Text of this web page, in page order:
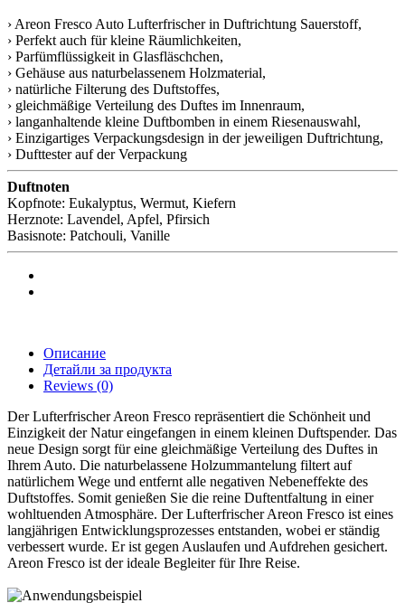
› Areon Fresco Auto Lufterfrischer in Duftrichtung Sauerstoff,
› Perfekt auch für kleine Räumlichkeiten,
› Parfümflüssigkeit in Glasfläschchen,
› Gehäuse aus naturbelassenem Holzmaterial,
› natürliche Filterung des Duftstoffes,
› gleichmäßige Verteilung des Duftes im Innenraum,
› langanhaltende kleine Duftbomben in einem Riesenauswahl,
› Einzigartiges Verpackungsdesign in der jeweiligen Duftrichtung,
› Dufttester auf der Verpackung
Duftnoten
Kopfnote: Eukalyptus, Wermut, Kiefern
Herznote: Lavendel, Apfel, Pfirsich
Basisnote: Patchouli, Vanille
Описание
Детайли за продукта
Reviews (0)
Der Lufterfrischer Areon Fresco repräsentiert die Schönheit und
Einzigkeit der Natur eingefangen in einem kleinen Duftspender. Das
neue Design sorgt für eine gleichmäßige Verteilung des Duftes in
Ihrem Auto. Die naturbelassene Holzummantelung filtert auf
natürlichem Wege und entfernt alle negativen Nebeneffekte des
Duftstoffes. Somit genießen Sie die reine Duftentfaltung in einer
wohltuenden Atmosphäre. Der Lufterfrischer Areon Fresco ist eines
langjährigen Entwicklungsprozesses entstanden, wobei er ständig
verbessert wurde. Er ist gegen Auslaufen und Aufdrehen gesichert.
Areon Fresco ist der ideale Begleiter für Ihre Reise.